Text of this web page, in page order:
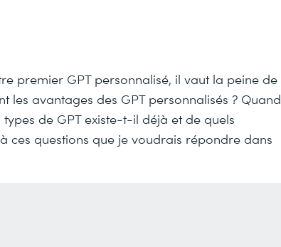
premier GPT personnalisé, il vaut la peine de
les avantages des GPT personnalisés ? Quand
de GPT existe-t-il déjà et de quels
à ces questions que je voudrais répondre dans